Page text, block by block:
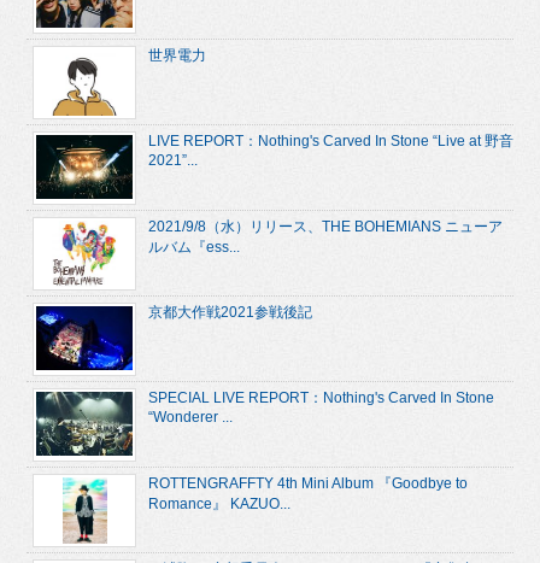
世界電力
LIVE REPORT：Nothing's Carved In Stone “Live at 野音
2021”...
2021/9/8（水）リリース、THE BOHEMIANS ニューア
ルバム『ess...
京都大作戦2021参戦後記
SPECIAL LIVE REPORT：Nothing's Carved In Stone
“Wonderer ...
ROTTENGRAFFTY 4th Mini Album 『Goodbye to
Romance』 KAZUO...